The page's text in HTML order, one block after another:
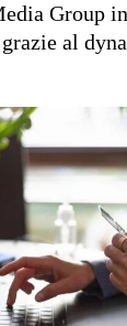
Group
al